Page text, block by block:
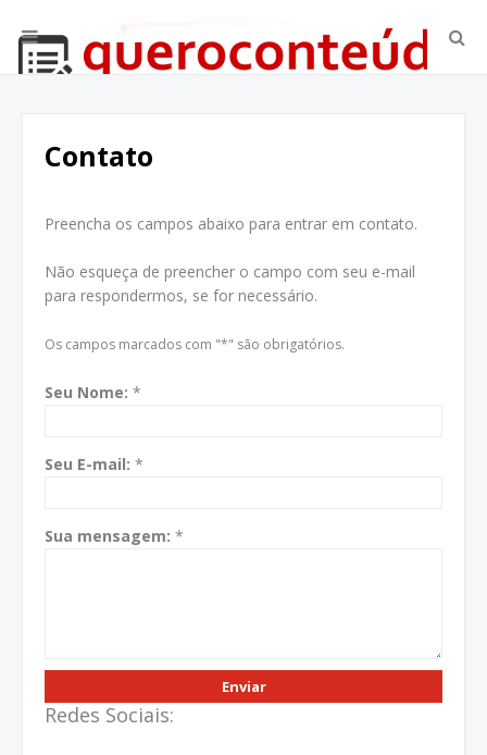
Contato
Preencha os campos abaixo para entrar em contato.
Não esqueça de preencher o campo com seu e-mail
para respondermos, se for necessário.
Os campos marcados com "*" são obrigatórios.
Seu Nome: *
Seu E-mail: *
Sua mensagem: *
Redes Sociais: